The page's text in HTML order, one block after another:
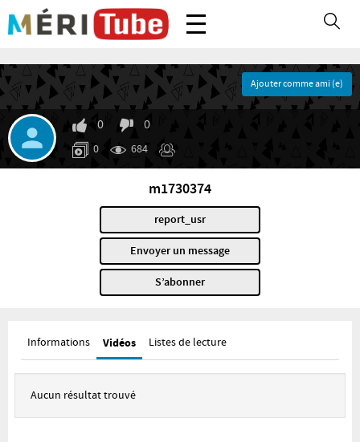
0 0
0 684
Ajouter comme ami (e)
m1730374
report_usr
Envoyer un message
S’abonner
Informations Vidéos Listes de lecture
Aucun résultat trouvé